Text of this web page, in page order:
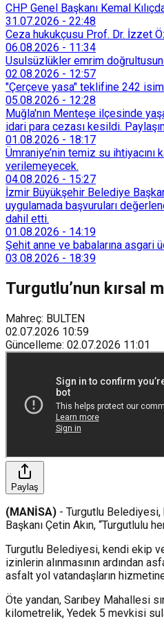
CHP Genel Başkanı Kemal
31.07.2026 - 22:48
Ceza hukukçusu Prof. Dr. İzzet
06.08.2026 - 11:34
Usulsüzlükler emrim
02.08.2026 - 12:57
"Çerçeve yasa" teklifine 242
05.08.2026 - 12:28
Muğla'nın Menteşe ilçesinde
idari para cezası kesildi.
01.08.2026 - 18:17
Ümraniye’nin temiz su
verilemeyecek.
04.08.2026 - 15:27
İzmir Büyükşehir Belediye
uygulamada başvuruları
dahil etti.
01.08.2026 - 14:19
Şehit anne ve babalarına asgari
03.08.2026 - 18:39
Turgutlu’nun kırsal
Mahreç: BULTEN
02.07.2026 10:59
Güncelleme: 02.07.2026 11:01
Paylaş
(MANİSA) - Turgutlu Belediyesi,
Başkanı Çetin Akın,
Turgutlu Belediyesi, kendi ekip
izinlerin alınmasının ardından
asfalt yol vatandaşların
Öte yandan, Sarıbey Mahallesi
kilometrelik, Yedek 5 mevkisi